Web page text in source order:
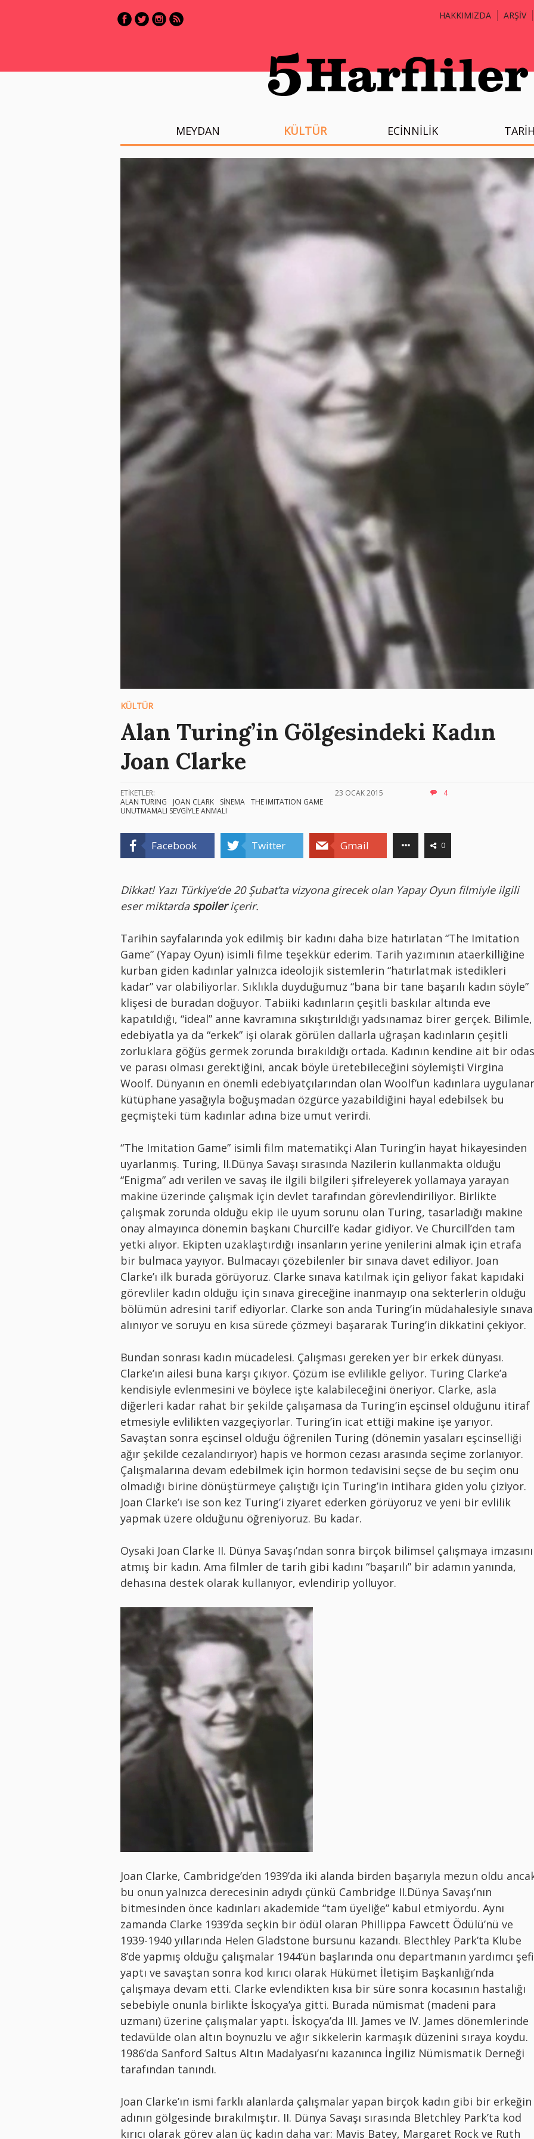
HAKKIMIZDA ARŞİV
MEYDAN KÜLTÜR ECİNNİLİK
KÜLTÜR
Alan Turing’in Gölgesindeki Kadın
Joan Clarke
ETİKETLER:
ALAN TURING
JOAN CLARK SİNEMA THE IMITATION GAME
UNUTMAMALI SEVGİYLE ANMALI
23 OCAK 2015 4
Facebook Twitter Gmail 0
Dikkat! Yazı Türkiye’de 20 Şubat’ta vizyona girecek olan Yapay Oyun filmiyle ilgili
eser miktarda spoileriçerir.
Tarihin sayfalarında yok edilmiş bir kadını daha bize hatırlatan “The Imitation
Game” (Yapay Oyun) isimli filme teşekkür ederim. Tarih yazımının ataerkilliğine
kurban giden kadınlar yalnızca ideolojik sistemlerin “hatırlatmak istedikleri
kadar” var olabiliyorlar. Sıklıkla duyduğumuz “bana bir tane başarılı kadın söyle”
klişesi de buradan doğuyor. Tabiiki kadınların çeşitli baskılar altında eve
kapatıldığı, “ideal” anne kavramına sıkıştırıldığı yadsınamaz birer gerçek. Bilimle,
edebiyatla ya da “erkek” işi olarak görülen dallarla uğraşan kadınların çeşitli
zorluklara göğüs germek zorunda bırakıldığı ortada. Kadının kendine ait bir
ve parası olması gerektiğini, ancak böyle üretebileceğini söylemişti Virgina
Woolf. Dünyanın en önemli edebiyatçılarından olan Woolf’un kadınlara
kütüphane yasağıyla boğuşmadan özgürce yazabildiğini hayal edebilsek bu
geçmişteki tüm kadınlar adına bize umut verirdi.
“The Imitation Game” isimli film matematikçi Alan Turing’in hayat hikayesinden
uyarlanmış. Turing, II.Dünya Savaşı sırasında Nazilerin kullanmakta olduğu
“Enigma” adı verilen ve savaş ile ilgili bilgileri şifreleyerek yollamaya yarayan
makine üzerinde çalışmak için devlet tarafından görevlendiriliyor. Birlikte
çalışmak zorunda olduğu ekip ile uyum sorunu olan Turing, tasarladığı makine
onay almayınca dönemin başkanı Churcill’e kadar gidiyor. Ve Churcill’den tam
yetki alıyor. Ekipten uzaklaştırdığı insanların yerine yenilerini almak için etrafa
bir bulmaca yayıyor. Bulmacayı çözebilenler bir sınava davet ediliyor. Joan
Clarke’ı ilk burada görüyoruz. Clarke sınava katılmak için geliyor fakat kapıdaki
görevliler kadın olduğu için sınava gireceğine inanmayıp ona sekterlerin olduğu
bölümün adresini tarif ediyorlar. Clarke son anda Turing’in müdahalesiyle sınava
alınıyor ve soruyu en kısa sürede çözmeyi başararak Turing’in dikkatini çekiyor.
Bundan sonrası kadın mücadelesi. Çalışması gereken yer bir erkek dünyası.
Clarke’ın ailesi buna karşı çıkıyor. Çözüm ise evlilikle geliyor. Turing Clarke’a
kendisiyle evlenmesini ve böylece işte kalabileceğini öneriyor. Clarke, asla
diğerleri kadar rahat bir şekilde çalışamasa da Turing’in eşcinsel olduğunu itiraf
etmesiyle evlilikten vazgeçiyorlar. Turing’in icat ettiği makine işe yarıyor.
Savaştan sonra eşcinsel olduğu öğrenilen Turing (dönemin yasaları eşcinselliği
ağır şekilde cezalandırıyor) hapis ve hormon cezası arasında seçime zorlanıyor.
Çalışmalarına devam edebilmek için hormon tedavisini seçse de bu seçim onu
olmadığı birine dönüştürmeye çalıştığı için Turing’in intihara giden yolu çiziyor.
Joan Clarke’ı ise son kez Turing’i ziyaret ederken görüyoruz ve yeni bir evlilik
yapmak üzere olduğunu öğreniyoruz. Bu kadar.
Oysaki Joan Clarke II. Dünya Savaşı’ndan sonra birçok bilimsel çalışmaya imzasını
atmış bir kadın. Ama filmler de tarih gibi kadını “başarılı” bir adamın yanında,
dehasına destek olarak kullanıyor, evlendirip yolluyor.
Joan Clarke, Cambridge’den 1939’da iki alanda birden başarıyla mezun oldu
bu onun yalnızca derecesinin adıydı çünkü Cambridge II.Dünya Savaşı’nın
bitmesinden önce kadınları akademide “tam üyeliğe” kabul etmiyordu. Aynı
zamanda Clarke 1939’da seçkin bir ödül olaran Phillippa Fawcett Ödülü’nü ve
1939-1940 yıllarında Helen Gladstone bursunu kazandı. Blecthley Park’ta Klube
8’de yapmış olduğu çalışmalar 1944’ün başlarında onu departmanın yardımcı şefi
yaptı ve savaştan sonra kod kırıcı olarak Hükümet İletişim Başkanlığı’nda
çalışmaya devam etti. Clarke evlendikten kısa bir süre sonra kocasının hastalığı
sebebiyle onunla birlikte İskoçya’ya gitti. Burada nümismat (madeni para
uzmanı) üzerine çalışmalar yaptı. İskoçya’da III. James ve IV. James dönemlerinde
tedavülde olan altın boynuzlu ve ağır sikkelerin karmaşık düzenini sıraya koydu.
1986’da Sanford Saltus Altın Madalyası’nı kazanınca İngiliz Nümismatik Derneği
tarafından tanındı.
Joan Clarke’ın ismi farklı alanlarda çalışmalar yapan birçok kadın gibi bir erkeğin
adının gölgesinde bırakılmıştır. II. Dünya Savaşı sırasında Bletchley Park’ta kod
kırıcı olarak görev alan üç kadın daha var: Mavis Batey, Margaret Rock ve Ruth